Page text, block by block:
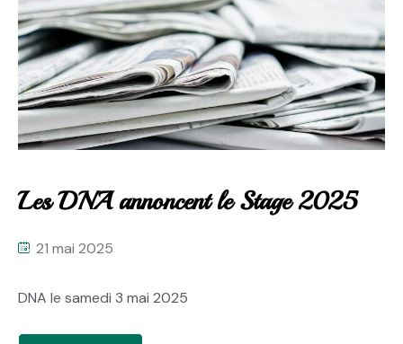
Les DNA annoncent le Stage 2025
21 mai 2025
DNA le samedi 3 mai 2025